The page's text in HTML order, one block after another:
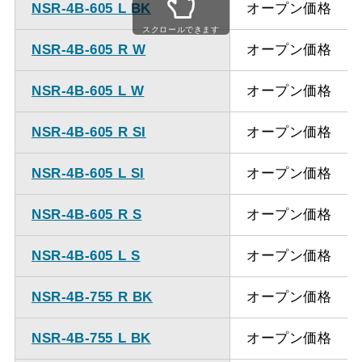
ください。
NSR-4B-605 L BK オープン価格
NSR-4B-605 R W オープン価格
NSR-4B-605 L W オープン価格
NSR-4B-605 R SI オープン価格
NSR-4B-605 L SI オープン価格
NSR-4B-605 R S オープン価格
NSR-4B-605 L S オープン価格
NSR-4B-755 R BK オープン価格
NSR-4B-755 L BK オープン価格
スクロールできます